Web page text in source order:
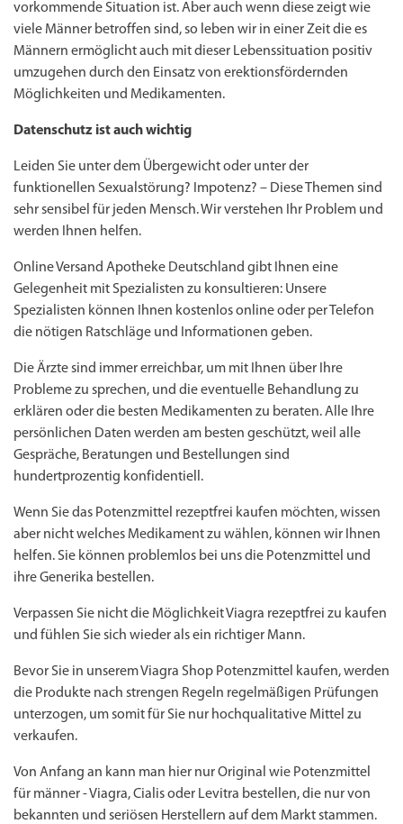
vorkommende Situation ist. Aber auch wenn diese zeigt wie
viele Männer betroffen sind, so leben wir in einer Zeit die es
Männern ermöglicht auch mit dieser Lebenssituation positiv
umzugehen durch den Einsatz von erektionsfördernden
Möglichkeiten und Medikamenten.
Datenschutz ist auch wichtig
Leiden Sie unter dem Übergewicht oder unter der
funktionellen Sexualstörung? Impotenz? – Diese Themen sind
sehr sensibel für jeden Mensch. Wir verstehen Ihr Problem und
werden Ihnen helfen.
Online Versand Apotheke Deutschland gibt Ihnen eine
Gelegenheit mit Spezialisten zu konsultieren: Unsere
Spezialisten können Ihnen kostenlos online oder per Telefon
die nötigen Ratschläge und Informationen geben.
Die Ärzte sind immer erreichbar, um mit Ihnen über Ihre
Probleme zu sprechen, und die eventuelle Behandlung zu
erklären oder die besten Medikamenten zu beraten. Alle Ihre
persönlichen Daten werden am besten geschützt, weil alle
Gespräche, Beratungen und Bestellungen sind
hundertprozentig konfidentiell.
Wenn Sie das Potenzmittel rezeptfrei kaufen möchten, wissen
aber nicht welches Medikament zu wählen, können wir Ihnen
helfen. Sie können problemlos bei uns die Potenzmittel und
ihre Generika bestellen.
Verpassen Sie nicht die Möglichkeit Viagra rezeptfrei zu kaufen
und fühlen Sie sich wieder als ein richtiger Mann.
Bevor Sie in unserem Viagra Shop Potenzmittel kaufen, werden
die Produkte nach strengen Regeln regelmäßigen Prüfungen
unterzogen, um somit für Sie nur hochqualitative Mittel zu
verkaufen.
Von Anfang an kann man hier nur Original wie Potenzmittel
für männer - Viagra, Cialis oder Levitra bestellen, die nur von
bekannten und seriösen Herstellern auf dem Markt stammen.